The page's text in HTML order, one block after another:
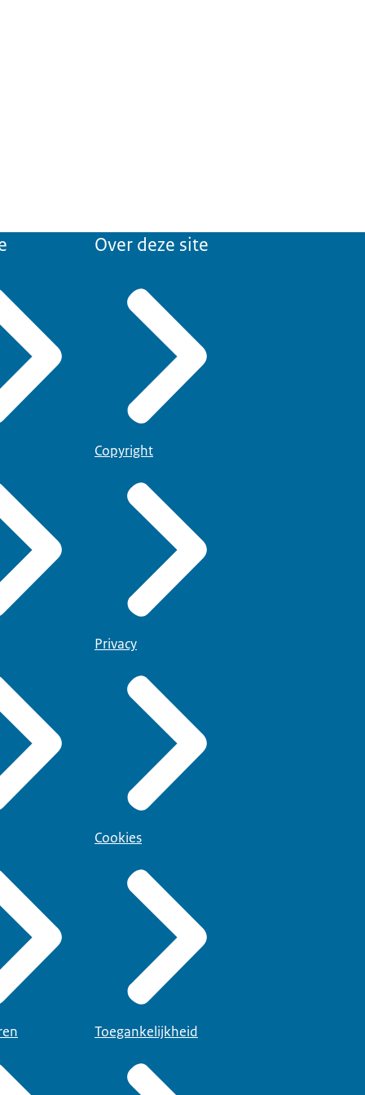
Over deze site
Copyright
Privacy
Cookies
Toegankelijkheid